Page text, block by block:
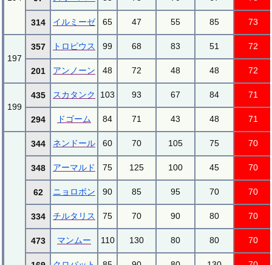
314 イルミーゼ 65 47 55 85 73
197
357 トロピウス 99 68 83 51 72
201 アンノーン 48 72 48 48 72
199
435 スカタンク 103 93 67 84 71
294 ドゴーム 84 71 43 48 71
344 ネンドール 60 70 105 75 70
348 アーマルド 75 125 100 45 70
62 ニョロボン 90 85 95 70 70
334 チルタリス 75 70 90 80 70
473 マンムー 110 130 80 80 70